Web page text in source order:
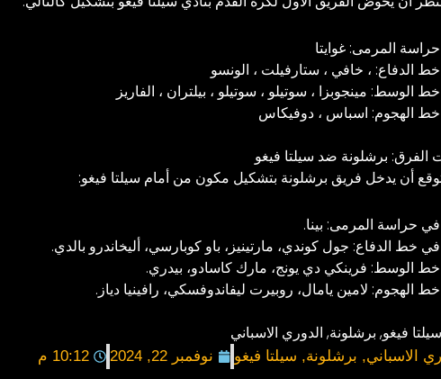
حراسة المرمى: غوايتا
خط الدفاع: ، خافي ، ستارفيلت ، الونسو
خط الوسط: مينجوبزا ، سوتيلو ، سوتيلو ، بيلتران ، الفاريز
خط الهجوم: اسباس ، دوفيكاس
الفرق: برشلونة ضد سيلتا فيغو
أن يدخل فريق برشلونة بتشكيل مكون من أمام سيلتا فيغو:
في حراسة المرمى: بينا.
في خط الدفاع: جول كوندي، مارتينيز، باو كوبارسي، أليخاندرو بالدي.
خط الوسط: فرينكي دي يونج، مارك كاسادو، بيدري.
خط الهجوم: لامين يامال، روبيرت ليفاندوفسكي، رافينيا دياز.
سيلتا فيغو, برشلونة, الدوري الاسباني
الاسباني, برشلونة, سيلتا فيغو نوفمبر 22, 2024 10:12 م